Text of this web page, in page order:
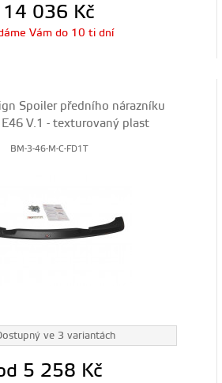
14 036 Kč
Vám do 10 ti dní
Spoiler předního nárazníku
V.1 - texturovaný plast
BM-3-46-M-C-FD1T
ve 3 variantách
5 258 Kč